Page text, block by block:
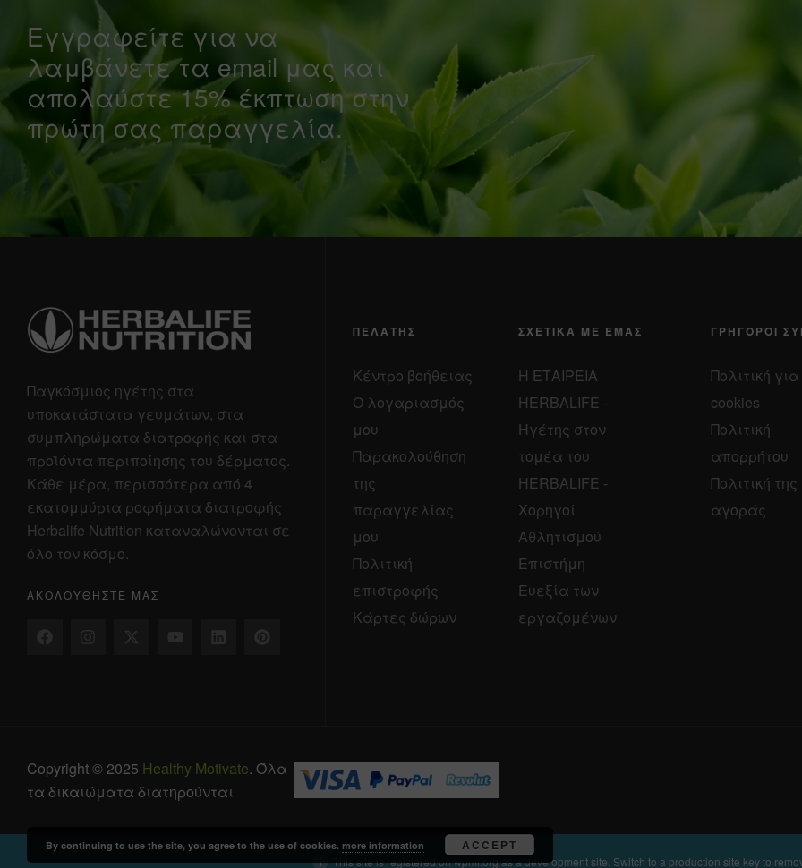
Εγγραφείτε για να
λαμβάνετε τα email μας και
απολαύστε 15% έκπτωση στην
πρώτη σας παραγγελία.
Παγκόσμιος ηγέτης στα
υποκατάστατα γευμάτων, στα
συμπληρώματα διατροφής και στα
προϊόντα περιποίησης του δέρματος.
Κάθε μέρα, περισσότερα από 4
εκατομμύρια ροφήματα διατροφής
Herbalife Nutrition καταναλώνονται σε
όλο τον κόσμο.
ΑΚΟΛΟΥΘΉΣΤΕ ΜΑΣ
ΠΕΛΆΤΗΣ
Κέντρο βοήθειας
Ο λογαριασμός
μου
Παρακολούθηση
της
παραγγελίας
μου
Πολιτική
επιστροφής
Κάρτες δώρων
ΣΧΕΤΙΚΆ ΜΕ ΕΜΆΣ
Η ΕΤΑΙΡΕΙΑ
HERBALIFE -
Ηγέτης στον
τομέα του
HERBALIFE -
Χορηγοί
Αθλητισμού
Επιστήμη
Ευεξία των
εργαζομένων
ΓΡΉΓΟΡΟΙ
Πολιτική
cookies
Πολιτική
απορρήτου
Πολιτική της
αγοράς
Copyright © 2025 Healthy Motivate. Όλα
τα δικαιώματα διατηρούνται
This site is registered onwpml.orgas a development site. Switch to a production site key to
By continuing to use the site, you agree to the use of cookies. more information ACCEPT